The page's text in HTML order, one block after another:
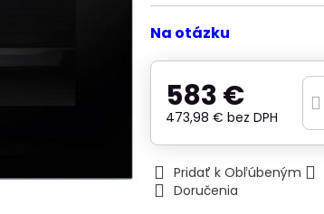
Na otázku
583 €
473,98 €bez DPH
Pridať k Obľúbeným
Doručenia